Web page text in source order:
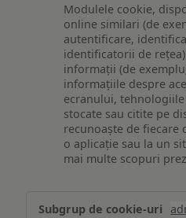
Modulele cookie,
online similari (de
autentificare,
identificatorii de
informații (de
informațiile despre
ecranului,
stocate sau citite pe
recunoaște de fiecare
o aplicație sau la un
mai multe scopuri